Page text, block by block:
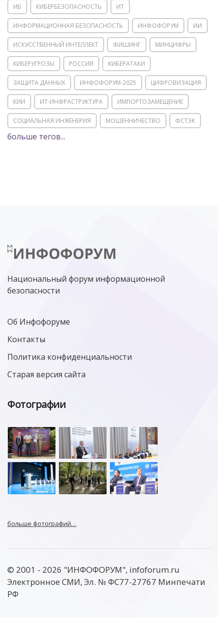
ИБ КИБЕРБЕЗОПАСНОСТЬ ИТ
ИНФОРМАЦИОННАЯ БЕЗОПАСНОСТЬ ИНФОФОРУМ ИИ
ИСКУССТВЕННЫЙ ИНТЕЛЛЕКТ ФИШИНГ МИНЦИФРЫ
КИБЕРУГРОЗЫ РОССИЯ КИБЕРАТАКИ
ЗАЩИТА ДАННЫХ ИНФОФОРУМ-2025 ЦИФРОВИЗАЦИЯ
КИИ ИТ-ИНФРАСТРУКТУРА ИМПОРТОЗАМЕЩЕНИЕ
СОЦИАЛЬНАЯ ИНЖЕНЕРИЯ МОШЕННИЧЕСТВО ФСТЭК
POSITIVE TECHNOLOGIES
МИНЦИФРЫ РОССИИ NGFW
больше тегов...
Национальный форум информационной
безопасности
Об Инфофоруме
Контакты
Политика конфиденциальности
Старая версия сайта
Фотографии
больше фотографий…
© 2001 - 2026 "ИНФОФОРУМ", infoforum.ru
Электронное СМИ, Эл. № ФС77-27767 Минпечати
РФ